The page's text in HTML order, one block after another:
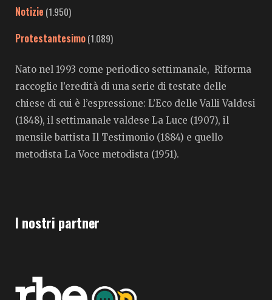
Notizie (1.950)
Protestantesimo(1.089)
Nato nel 1993 come periodico settimanale, Riforma
raccoglie l’eredità di una serie di testate delle
chiese di cui è l’espressione: L’Eco delle Valli Valdesi
(1848), il settimanale valdese La Luce (1907), il
mensile battista Il Testimonio (1884) e quello
metodista La Voce metodista (1951).
I nostri partner